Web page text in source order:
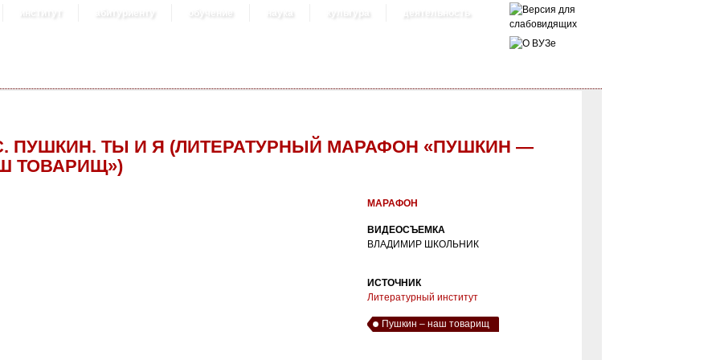
институт абитуриенту обучение наука культура деятельность
ПУШКИН. ТЫ И Я (ЛИТЕРАТУРНЫЙ МАРАФОН «ПУШКИН —
ТОВАРИЩ»)
МАРАФОН
ВИДЕОСЪЕМКА
ВЛАДИМИР ШКОЛЬНИК
ИСТОЧНИК
Литературный институт
Пушкин – наш товарищ